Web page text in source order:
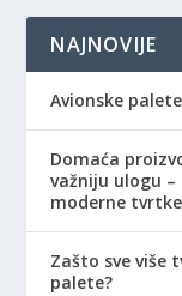
NAJNOVIJE
Avionske
Domaća
važniju ulogu
moderne tvrtke
Zašto sve više
palete?